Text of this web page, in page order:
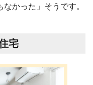
かった」そうです。
宅